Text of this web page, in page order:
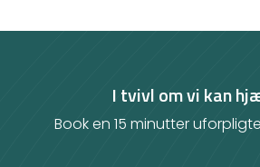
I tvivl om vi kan
Book en 15 minutter